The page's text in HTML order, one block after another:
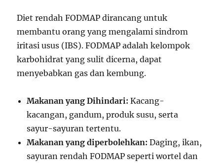
Diet rendah FODMAP dirancang untuk
membantu orang yang mengalami sindrom
iritasi usus (IBS). FODMAP adalah kelompok
karbohidrat yang sulit dicerna, dapat
menyebabkan gas dan kembung.
Makanan yang Dihindari: Kacang-
kacangan, gandum, produk susu, serta
sayur-sayuran tertentu.
Makanan yang diperbolehkan: Daging, ikan,
sayuran rendah FODMAP seperti wortel dan